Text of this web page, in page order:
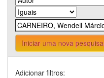
Iniciar uma nova pesquisa
Adicionar filtros: